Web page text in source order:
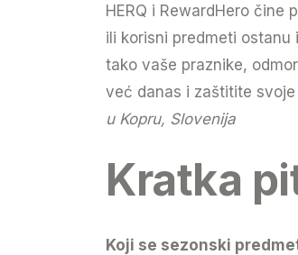
HERQ i RewardHero
ili korisni predmeti
tako vaše praznike,
već danas i zaštitite
u Kopru, Slovenija
Kratka
Koji se sezonski